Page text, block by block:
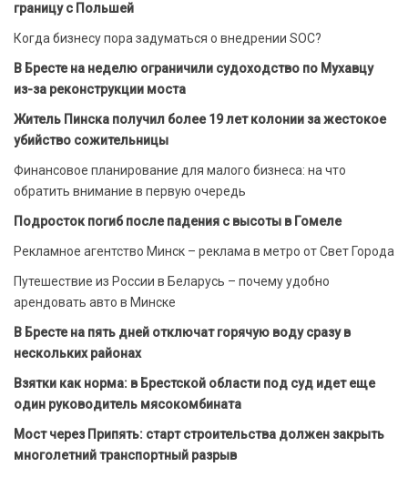
границу с Польшей
Когда бизнесу пора задуматься о внедрении SOC?
В Бресте на неделю ограничили судоходство по Мухавцу
из-за реконструкции моста
Житель Пинска получил более 19 лет колонии за жестокое
убийство сожительницы
Финансовое планирование для малого бизнеса: на что
обратить внимание в первую очередь
Подросток погиб после падения с высоты в Гомеле
Рекламное агентство Минск – реклама в метро от Свет Города
Путешествие из России в Беларусь – почему удобно
арендовать авто в Минске
В Бресте на пять дней отключат горячую воду сразу в
нескольких районах
Взятки как норма: в Брестской области под суд идет еще
один руководитель мясокомбината
Мост через Припять: старт строительства должен закрыть
многолетний транспортный разрыв